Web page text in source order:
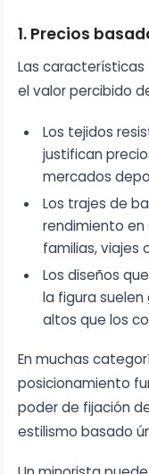
1. Precios
Las
el valor percibido
Los tejidos
justifican
mercados
Los trajes de
rendimiento en
familias, viajes
Los diseños
la figura
altos que los
En muchas
posicionamiento
poder de fijación
estilismo basado